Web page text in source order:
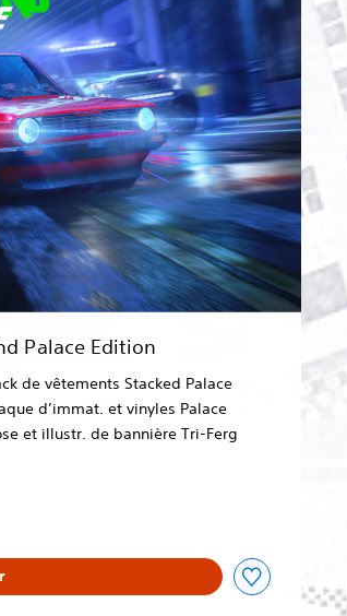
Palace Edition
de vêtements Stacked Palace
d’immat. et vinyles Palace
et illustr. de bannière Tri-Ferg
€89,99